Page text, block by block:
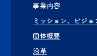
事業内容
ミッション、ビジ
団体概要
沿革